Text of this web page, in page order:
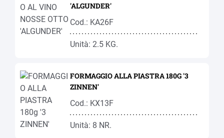
'ALGUNDER'
Cod.: KA26F
Unità: 2.5 KG.
FORMAGGIO ALLA PIASTRA 180G '3
ZINNEN'
Cod.: KX13F
Unità: 8 NR.